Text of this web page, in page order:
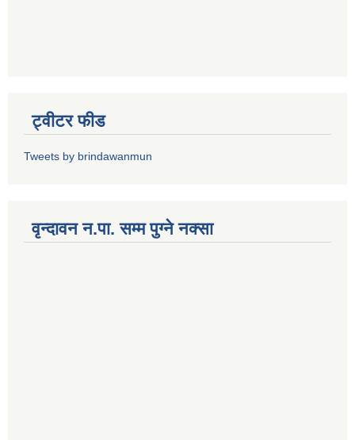
ट्वीटर फीड
Tweets by brindawanmun
वृन्दावन न.पा. सम्म पुग्ने नक्सा